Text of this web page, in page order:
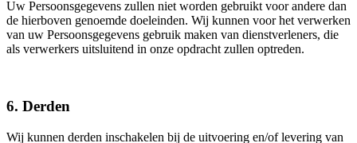
Uw Persoonsgegevens zullen niet worden gebruikt voor andere dan
de hierboven genoemde doeleinden. Wij kunnen voor het verwerken
van uw Persoonsgegevens gebruik maken van dienstverleners, die
als verwerkers uitsluitend in onze opdracht zullen optreden.
6. Derden
Wij kunnen derden inschakelen bij de uitvoering en/of levering van